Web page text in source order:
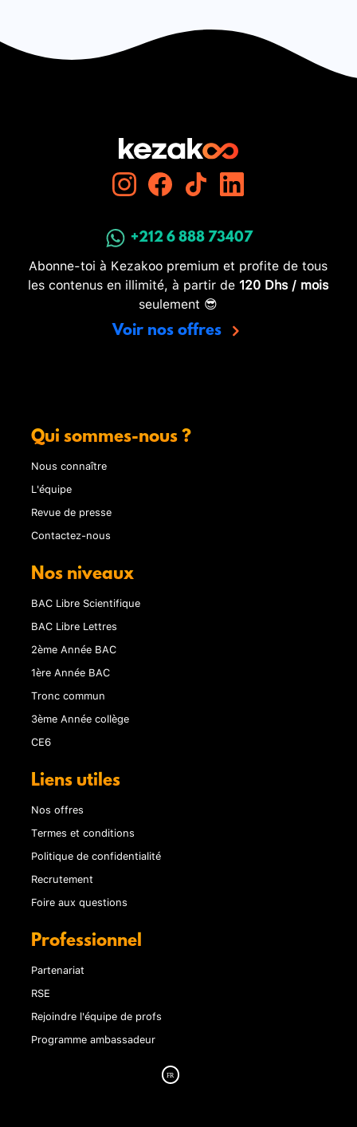
+212 6 888 73407
Abonne-toi à Kezakoo premium et profite de tous
les contenus en illimité, à partir de 120 Dhs / mois
seulement 😎
Voir nos offres
Qui sommes-nous ?
Nous connaître
L'équipe
Revue de presse
Contactez-nous
Nos niveaux
BAC Libre Scientifique
BAC Libre Lettres
2ème Année BAC
1ère Année BAC
Tronc commun
3ème Année collège
CE6
Liens utiles
Nos offres
Termes et conditions
Politique de confidentialité
Recrutement
Foire aux questions
Professionnel
Partenariat
RSE
Rejoindre l'équipe de profs
Programme ambassadeur